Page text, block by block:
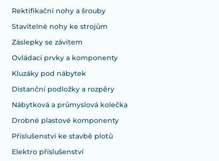
Rektifikační nohy a šrouby
Stavitelné nohy ke strojům
Záslepky se závitem
Ovládací prvky a komponenty
Kluzáky pod nábytek
Distanční podložky a rozpěry
Nábytková a průmyslová kolečka
Drobné plastové komponenty
Příslušenství ke stavbě plotů
Elektro příslušenství